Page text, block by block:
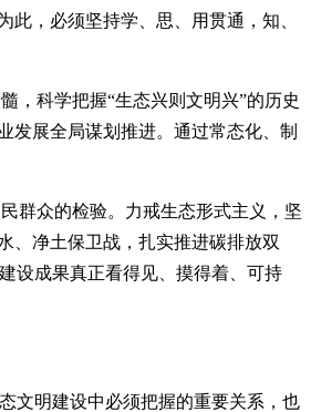
，必须坚持学、思、用贯通，知、
，科学把握“生态兴则文明兴”的历史
发展全局谋划推进。通过常态化、制
群众的检验。力戒生态形式主义，坚
、净土保卫战，扎实推进碳排放双
设成果真正看得见、摸得着、可持
文明建设中必须把握的重要关系，也